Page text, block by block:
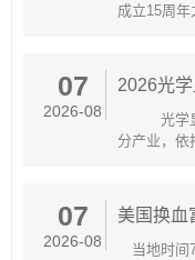
成立15周年
07
2026-08
2026光
光学显微
分产业，依
07
2026-08
当地时间